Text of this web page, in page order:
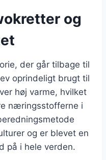
og
der går tilbage til
oprindeligt brugt til
høj varme, hvilket
næringsstofferne i
og er blevet en
på i hele verden.